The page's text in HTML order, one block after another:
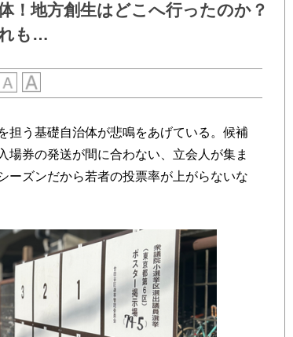
！地方創生はどこへ行ったのか？
も…
う基礎自治体が悲鳴をあげている。候補
券の発送が間に合わない、立会人が集ま
ーズンだから若者の投票率が上がらないな